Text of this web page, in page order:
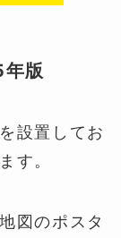
版
を設置してお
す。
図のポスタ